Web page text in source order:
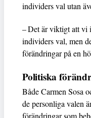
individers val utan
– Det är viktigt att vi
individers val, men
förändringar på en
Politiska
Både Carmen Sosa
de personliga valen
förändringar som